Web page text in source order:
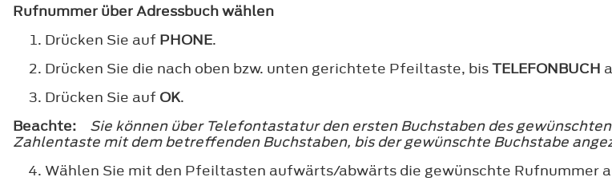
Rufnummer über Adressbuch wählen
Drücken Sie auf PHONE.
Drücken Sie die nach oben bzw. unten gerichtete Pfeiltaste, bisTELEFONBUCH
Drücken Sie auf OK.
Beachte:
Sie können über Telefontastatur den ersten Buchstaben des
Zahlentaste mit dem betreffenden Buchstaben, bis der gewünschte Buchstabe
Wählen Sie mit den Pfeiltasten aufwärts/abwärts die gewünschte Rufnummer